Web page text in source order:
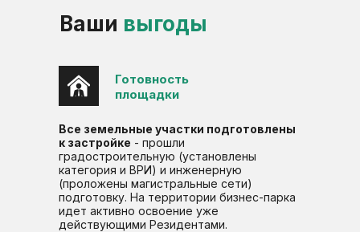
Все земельные участки подготовлены
к застройке - прошли
градостроительную (установлены
категория и ВРИ) и инженерную
(проложены магистральные сети)
подготовку. На территории бизнес-парка
идет активно освоение уже
действующими Резидентами.
Готовность
площадки
Ваши выгоды